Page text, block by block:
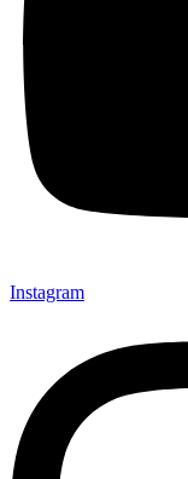
Instagram